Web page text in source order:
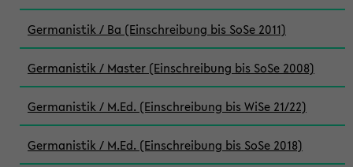
Germanistik / Ba (Einschreibung bis SoSe 2011)
Germanistik / Master (Einschreibung bis SoSe 2008)
Germanistik / M.Ed. (Einschreibung bis WiSe 21/22)
Germanistik / M.Ed. (Einschreibung bis SoSe 2018)